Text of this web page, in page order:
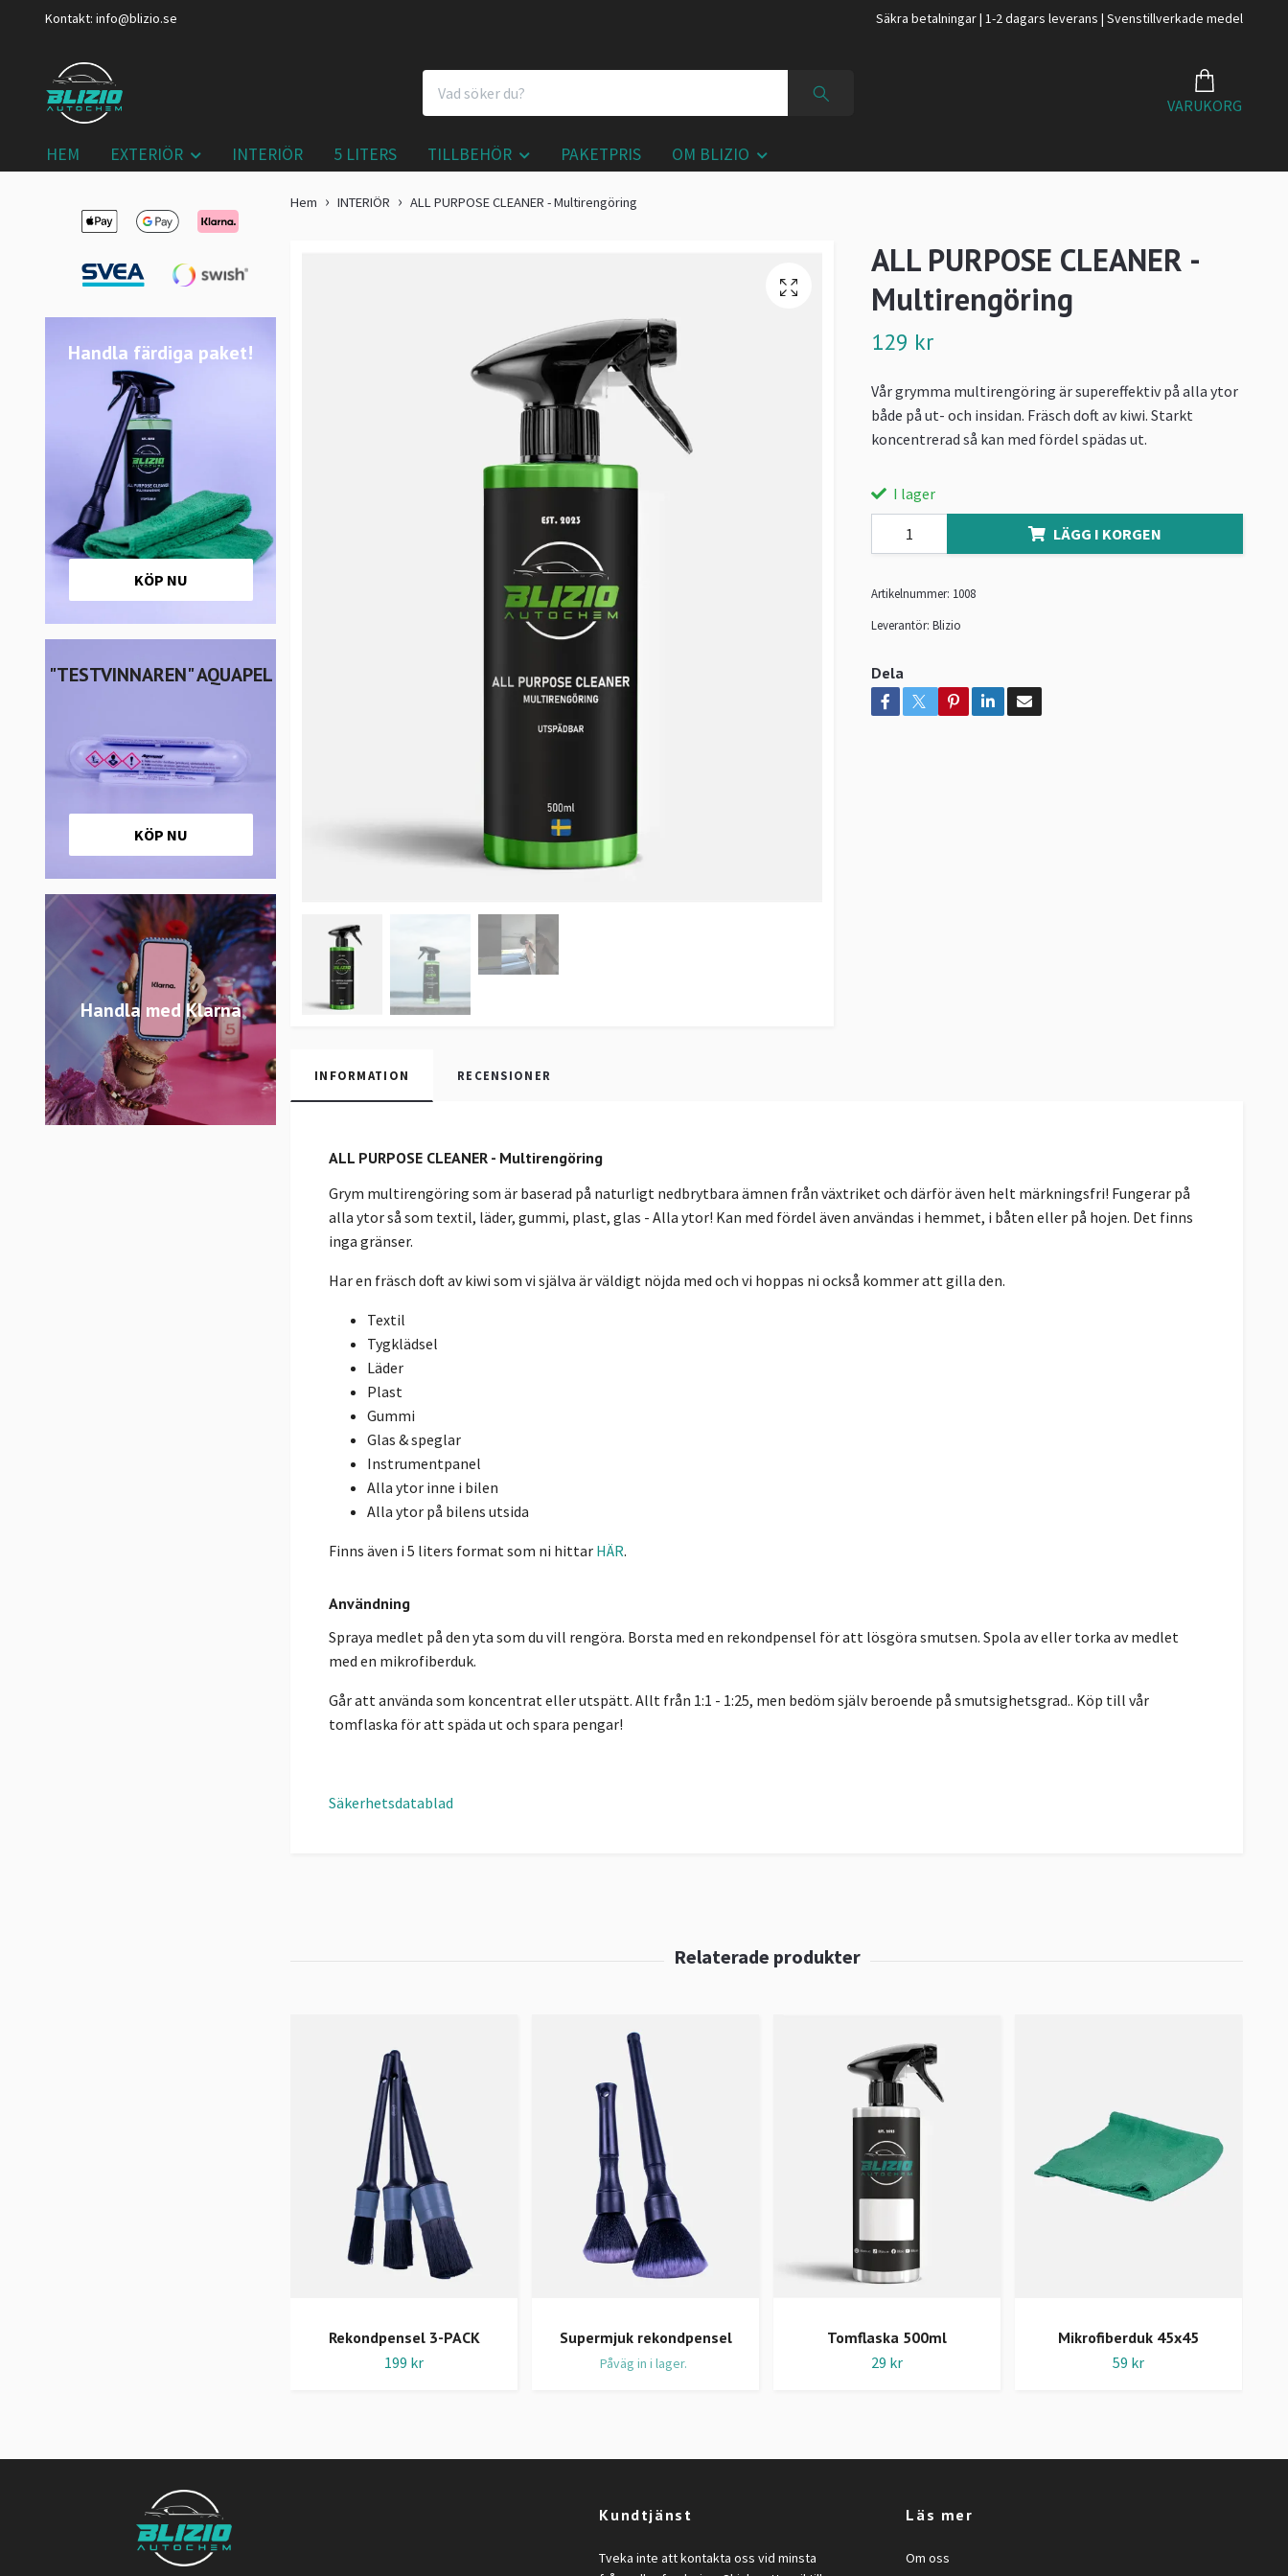
Kontakt: info@blizio.se Säkra betalningar | 1-2 dagars leverans | Svenstillverkade medel
VARUKORG
HEM EXTERIÖR INTERIÖR 5 LITERS TILLBEHÖR PAKETPRIS OM BLIZIO
Handla färdiga paket!
KÖP NU
"TESTVINNAREN" AQUAPEL
KÖP NU
Handla med Klarna
Hem INTERIÖR ALL PURPOSE CLEANER - Multirengöring
ALL PURPOSE CLEANER -
Multirengöring
129 kr
Vår grymma multirengöring är supereffektiv på alla ytor
både på ut- och insidan. Fräsch doft av kiwi. Starkt
koncentrerad så kan med fördel spädas ut.
I lager
LÄGG I KORGEN
Artikelnummer: 1008
Leverantör: Blizio
Dela
INFORMATION RECENSIONER
ALL PURPOSE CLEANER - Multirengöring
Grym multirengöring som är baserad på naturligt nedbrytbara ämnen från växtriket och därför även helt märkningsfri! Fungerar på
alla ytor så som textil, läder, gummi, plast, glas - Alla ytor! Kan med fördel även användas i hemmet, i båten eller på hojen. Det finns
inga gränser.
Har en fräsch doft av kiwi som vi själva är väldigt nöjda med och vi hoppas ni också kommer att gilla den.
Textil
Tygklädsel
Läder
Plast
Gummi
Glas & speglar
Instrumentpanel
Alla ytor inne i bilen
Alla ytor på bilens utsida
Finns även i 5 liters format som ni hittar HÄR.
Användning
Spraya medlet på den yta som du vill rengöra. Borsta med en rekondpensel för att lösgöra smutsen. Spola av eller torka av medlet
med en mikrofiberduk.
Går att använda som koncentrat eller utspätt. Allt från 1:1 - 1:25, men bedöm själv beroende på smutsighetsgrad.. Köp till vår
tomflaska för att späda ut och spara pengar!
Säkerhetsdatablad
Rekondpensel 3-PACK
199 kr
Supermjuk rekondpensel
Påväg in i lager.
Tomflaska 500ml
29 kr
Mikrofiberduk 45x45
59 kr
Kundtjänst
Tveka inte att kontakta oss vid minsta
Läs mer
Om oss